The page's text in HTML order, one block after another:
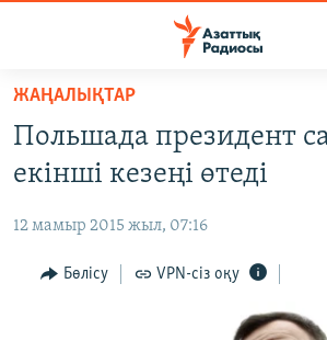
Skip
main
content
to
Navigation
ҚАҢТАР ОҚИҒАСЫ
АДАМ ҚҰҚЫҚТАРЫ
ЖАҢАЛЫҚТАР
Польшада президент
екінші кезеңі өтеді
12 мамыр 2015 жыл, 07:16
Бөлісу VPN-сіз оқу